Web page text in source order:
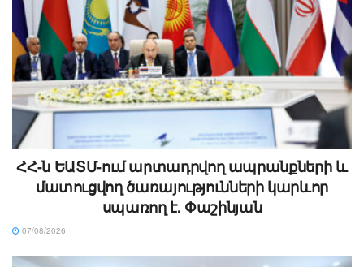
ՀՀ-ն ԵԱՏՄ-ում արտադրվող ապրանքների և
մատուցվող ծառայությունների կարևոր
սպառող է. Փաշինյան
07/08/2026